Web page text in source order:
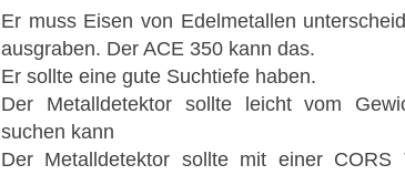
Er muss Eisen von Edelmetallen
ausgraben. Der ACE 350 kann das.
Er sollte eine gute Suchtiefe haben.
Der Metalldetektor sollte leicht vom
suchen kann
Der Metalldetektor sollte mit einer CORS